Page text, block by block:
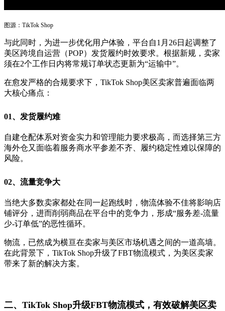
图源：TikTok Shop
与此同时，为进一步优化用户体验，平台自1月26日起调整了
美区跨境自运营（POP）发货履约时效要求。根据新规，卖家
须在2个工作日内将常规订单状态更新为“运输中”。
在愈发严格的合规要求下，TikTok Shop美区卖家普遍面临两
大核心痛点：
01、 发货履约难
自建仓配体系对资金实力和管理能力要求极高，而选择第三方
海外仓又面临着服务商水平参差不齐、履约稳定性难以保障的
风险。
02、 流量竞争大
当绝大多数卖家都处在同一起跑线时，物流体验不佳将影响店
铺评分，进而削弱商品在平台中的竞争力，形成“服务差-流量
少-订单低”的恶性循环。
物流，已然成为横亘在卖家与美区市场机遇之间的一道高墙。
在此背景下，TikTok Shop升级了FBT物流模式，为美区卖家
带来了新的解决方案。
二、TikTok Shop升级FBT物流模式， 有效破解美区卖